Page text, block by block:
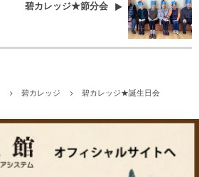
碧カレッジ★節分会
碧カレッジ 碧カレッジ★誕生日会